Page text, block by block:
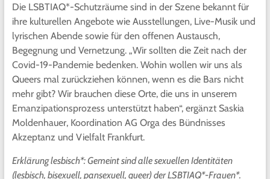
Die LSBTIAQ*-Schutzräume sind in der Szene bekannt für
ihre kulturellen Angebote wie Ausstellungen, Live-Musik und
lyrischen Abende sowie für den offenen Austausch,
Begegnung und Vernetzung. „Wir sollten die Zeit nach der
Covid-19-Pandemie bedenken. Wohin wollen wir uns als
Queers mal zurückziehen können, wenn es die Bars nicht
mehr gibt? Wir brauchen diese Orte, die uns in unserem
Emanzipationsprozess unterstützt haben“, ergänzt Saskia
Moldenhauer, Koordination AG Orga des Bündnisses
Akzeptanz und Vielfalt Frankfurt.
Erklärung lesbisch*: Gemeint sind alle sexuellen Identitäten
(lesbisch, bisexuell, pansexuell, queer) der LSBTIAQ*-Frauen*.